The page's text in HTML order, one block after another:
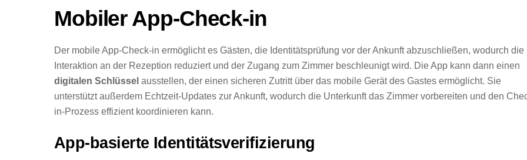
Mobiler App-Check-in
Der mobile App-Check-in ermöglicht es Gästen, die Identitätsprüfung vor der Ankunft abzuschließen, wodurch die
Interaktion an der Rezeption reduziert und der Zugang zum Zimmer beschleunigt wird. Die App kann dann einen
digitalen Schlüssel ausstellen, der einen sicheren Zutritt über das mobile Gerät des Gastes ermöglicht. Sie
unterstützt außerdem Echtzeit-Updates zur Ankunft, wodurch die Unterkunft das Zimmer vorbereiten und den
in-Prozess effizient koordinieren kann.
App-basierte Identitätsverifizierung